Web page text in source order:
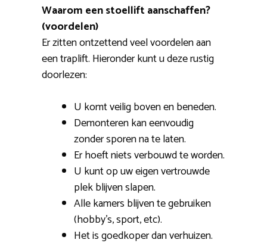
Waarom een stoellift aanschaffen?
(voordelen)
Er zitten ontzettend veel voordelen aan
een traplift. Hieronder kunt u deze rustig
doorlezen:
U komt veilig boven en beneden.
Demonteren kan eenvoudig
zonder sporen na te laten.
Er hoeft niets verbouwd te worden.
U kunt op uw eigen vertrouwde
plek blijven slapen.
Alle kamers blijven te gebruiken
(hobby’s, sport, etc).
Het is goedkoper dan verhuizen.